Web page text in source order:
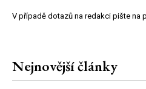
V případě dotazů na redakci pište na
Nejnovější články